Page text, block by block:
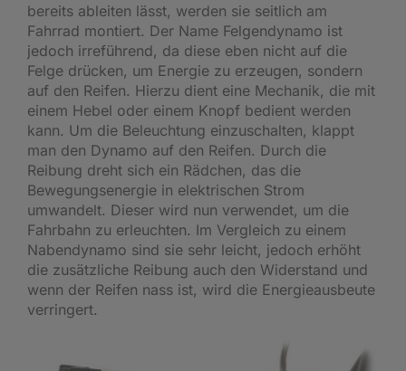
bereits ableiten lässt, werden sie seitlich am
Fahrrad montiert. Der Name Felgendynamo ist
jedoch irreführend, da diese eben nicht auf die
Felge drücken, um Energie zu erzeugen, sondern
auf den Reifen. Hierzu dient eine Mechanik, die mit
einem Hebel oder einem Knopf bedient werden
kann. Um die Beleuchtung einzuschalten, klappt
man den Dynamo auf den Reifen. Durch die
Reibung dreht sich ein Rädchen, das die
Bewegungsenergie in elektrischen Strom
umwandelt. Dieser wird nun verwendet, um die
Fahrbahn zu erleuchten. Im Vergleich zu einem
Nabendynamo sind sie sehr leicht, jedoch erhöht
die zusätzliche Reibung auch den Widerstand und
wenn der Reifen nass ist, wird die Energieausbeute
verringert.